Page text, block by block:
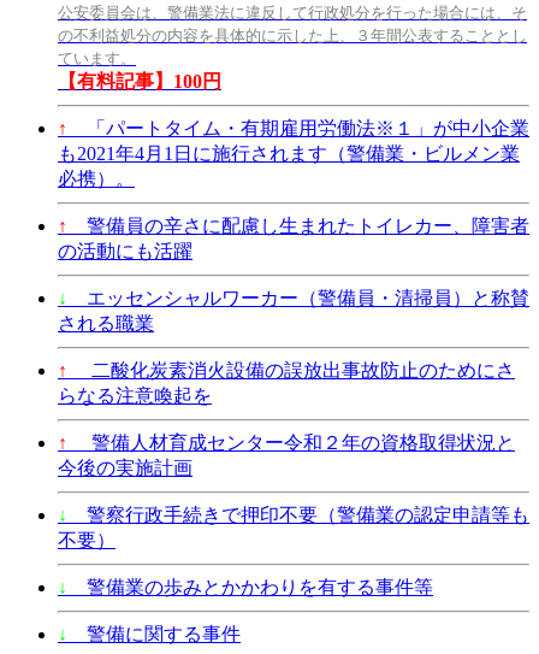
公安委員会は、警備業法に違反して行政処分を行った場合には、そ
の不利益処分の内容を具体的に示した上、３年間公表することとし
ています。
【有料記事】100円
↑
「パートタイム・有期雇用労働法※１」が中小企業
も2021年4月1日に施行されます（警備業・ビルメン業
必携）。
↑
警備員の辛さに配慮し生まれたトイレカー、障害者
の活動にも活躍
↓
エッセンシャルワーカー（警備員・清掃員）と称賛
される職業
↑
二酸化炭素消火設備の誤放出事故防止のためにさ
らなる注意喚起を
↑
警備人材育成センター令和２年の資格取得状況と
今後の実施計画
↓
警察行政手続きで押印不要（警備業の認定申請等も
不要）
↓ 警備業の歩みとかかわりを有する事件等
↓ 警備に関する事件